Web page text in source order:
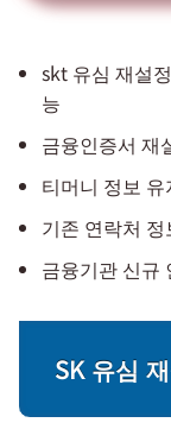
skt 유심 재설
능
금융인증서 재
티머니 정보 유
기존 연락처 정
금융기관 신규
SK 유심